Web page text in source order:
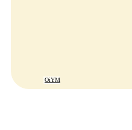
OiYM